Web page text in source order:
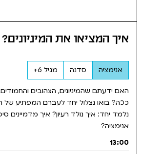
איך המציאו את המיניונים?
אנימציה סדנה מגיל 6+
האם ידעתם שהמיניונים, הצהובים
ככה? בואו נצלול יחד לעברם המפתיע של
נלמד יחד: איך נולד רעיון? איך מדמיינים
אנימציה?
13:00